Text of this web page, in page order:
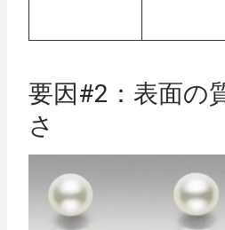
要因#2：表面の
さ